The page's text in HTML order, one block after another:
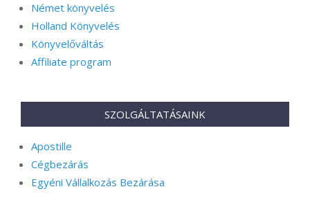
Német könyvelés
Holland Könyvelés
Könyvelőváltás
Affiliate program
SZOLGÁLTATÁSAINK
Apostille
Cégbezárás
Egyéni Vállalkozás Bezárása